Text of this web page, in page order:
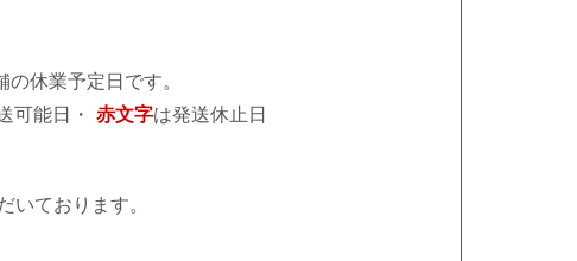
の休業予定日です。
可能日・ 赤文字は発送休止日
ております。